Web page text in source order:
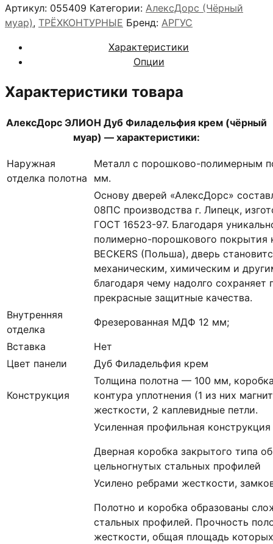
ЭЛИОН
Дуб
крем
(чёрный
Артикул: 055409 Категории: АлексДорс (Чёрный
муар), ТРЁХКОНТУРНЫЕ Бренд: АРГУС
Характеристики
Опции
Характеристики товара
АлексДорс ЭЛИОН Дуб Филадельфия крем (чёрный
муар) — характеристики:
Наружная
отделка полотна
Металл с порошково-полимерным
мм.
Основу дверей «АлексДорс»
08ПС производства г. Липецк,
ГОСТ 16523-97. Благодаря
полимерно-порошкового покрытия
BECKERS (Польша), дверь
механическим, химическим и
благодаря чему надолго сохраняет
прекрасные защитные качества.
Внутренняя
отделка
Фрезерованная МДФ 12 мм;
Вставка
Нет
Цвет панели
Дуб Филадельфия крем
Конструкция
Толщина полотна — 100 мм,
контура уплотнения (1 из них
жесткости, 2 каплевидные петли.
Усиленная профильная конструкция
Дверная коробка закрытого типа
цельногнутых стальных профилей
Усилено ребрами жесткости,
Полотно и коробка образованы
стальных профилей. Прочность
жесткости, общая площадь